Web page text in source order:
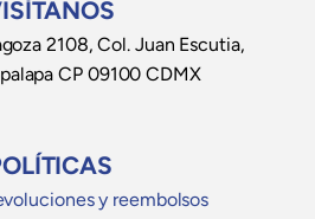
2108, Col. Juan Escutia,
CP 09100 CDMX
y reembolsos